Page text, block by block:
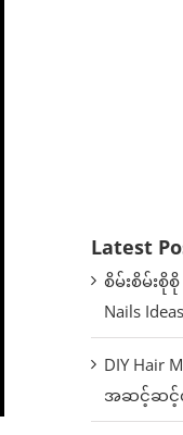
Latest
စိမ်းစိမ်း
Nails
DIY
အဆင့်ဆင့်လ